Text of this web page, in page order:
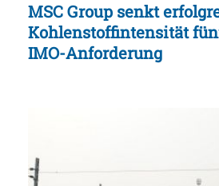
MSC Group senkt
Kohlenstoffintensität
IMO-Anforderung